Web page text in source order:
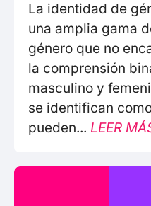
La identidad de
una amplia gama
género que no
la comprensión
masculino y
se identifican
pueden... LEER